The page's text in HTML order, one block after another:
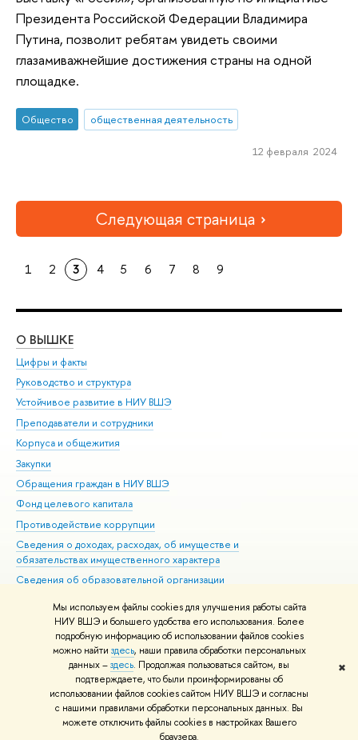
Мы используем файлы cookies для улучшения работы сайта
НИУ ВШЭ и большего удобства его использования. Более
подробную информацию об использовании файлов cookies
можно найти здесь, наши правила обработки персональных
данных –здесь. Продолжая пользоваться сайтом, вы
подтверждаете, что были проинформированы об
использовании файлов cookies сайтом НИУ ВШЭ и согласны
с нашими правилами обработки персональных данных. Вы
можете отключить файлы cookies в настройках Вашего
браузера.
✖
Президента Российской Федерации Владимира
Путина, позволит ребятам увидеть своими
глазамиважнейшие достижения страны на одной
площадке.
Общество общественная деятельность
12 февраля 2024
Следующая страница
1 2 3 4 5 6 7 8 9
О ВЫШКЕ
Цифры и факты
Руководство и структура
Устойчивое развитие в НИУ ВШЭ
Преподаватели и сотрудники
Корпуса и общежития
Закупки
Обращения граждан в НИУ ВШЭ
Фонд целевого капитала
Противодействие коррупции
Сведения о доходах, расходах, об имуществе и
обязательствах имущественного характера
Сведения об образовательной организации
Людям с ограниченными возможностями здоровья
Единая платежная страница
Работа в Вышке
© НИУ ВШЭ 1993–2026 Адреса и контакты Условия использования
материалов Политика конфиденциальности Карта сайта
Шрифты HSE Sans и HSE Slab разработаны вШколе дизайна НИУ ВШЭ